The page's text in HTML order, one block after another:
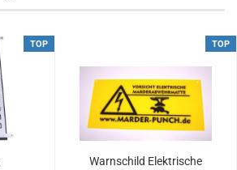
TOP TOP
Warnschild Elektrische